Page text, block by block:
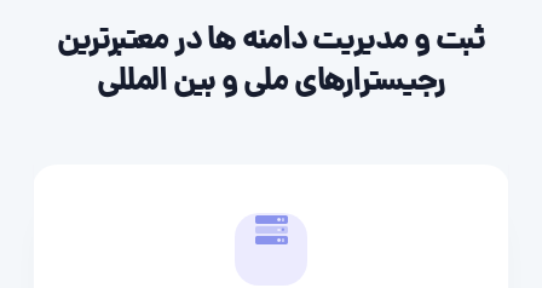
ثبت و مدیریت دامنه ها در معتبرترین
رجیسترارهای ملی و بین المللی